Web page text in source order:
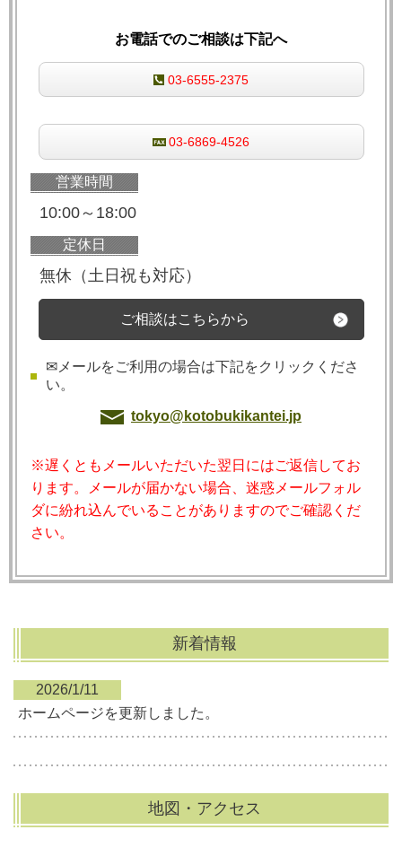
お電話でのご相談は下記へ
03-6555-2375
03-6869-4526
営業時間
10:00～18:00
定休日
無休（土日祝も対応）
ご相談はこちらから
✉メールをご利用の場合は下記をクリックくださ
い。
tokyo@kotobukikantei.jp
※遅くともメールいただいた翌日にはご返信してお
ります。メールが届かない場合、迷惑メールフォル
ダに紛れ込んでいることがありますのでご確認くだ
さい。
新着情報
2026/1/11
ホームページを更新しました。
地図・アクセス